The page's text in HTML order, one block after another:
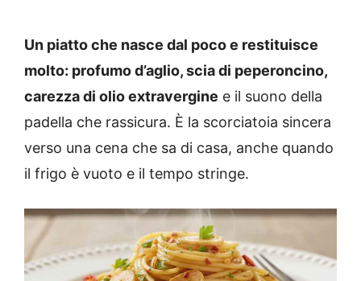
Un piatto che nasce dal poco e restituisce
molto: profumo d’aglio, scia di peperoncino,
carezza di olio extravergine e il suono della
padella che rassicura. È la scorciatoia sincera
verso una cena che sa di casa, anche quando
il frigo è vuoto e il tempo stringe.